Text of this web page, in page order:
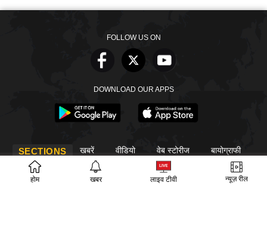
होम खबर लाइव टीवी न्यूज़ रील
FOLLOW US ON
DOWNLOAD OUR APPS
SECTIONS खबरें वीडियो वेब स्टोरीज बायोग्राफी
ईपेपर गूगल समाचार